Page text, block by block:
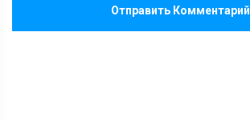
Отправить Комментарий